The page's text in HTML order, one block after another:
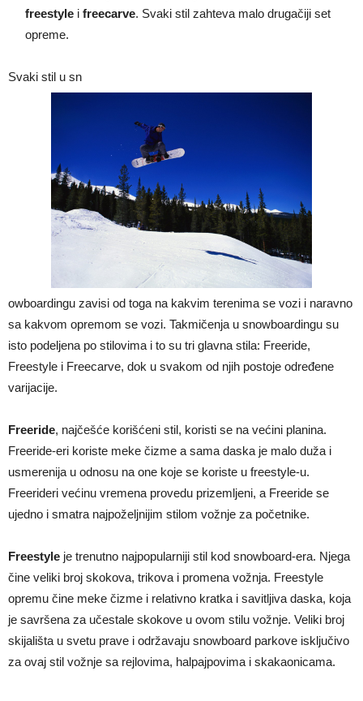
freestyle i freecarve. Svaki stil zahteva malo drugačiji set
opreme.
Svaki stil u sn
owboardingu zavisi od toga na kakvim terenima se vozi i naravno
sa kakvom opremom se vozi. Takmičenja u snowboardingu su
isto podeljena po stilovima i to su tri glavna stila: Freeride,
Freestyle i Freecarve, dok u svakom od njih postoje određene
varijacije.
Freeride, najčešće korišćeni stil, koristi se na većini planina.
Freeride-eri koriste meke čizme a sama daska je malo duža i
usmerenija u odnosu na one koje se koriste u freestyle-u.
Freerideri većinu vremena provedu prizemljeni, a Freeride se
ujedno i smatra najpoželjnijim stilom vožnje za početnike.
Freestyle je trenutno najpopularniji stil kod snowboard-era. Njega
čine veliki broj skokova, trikova i promena vožnja. Freestyle
opremu čine meke čizme i relativno kratka i savitljiva daska, koja
je savršena za učestale skokove u ovom stilu vožnje. Veliki broj
skijališta u svetu prave i održavaju snowboard parkove isključivo
za ovaj stil vožnje sa rejlovima, halpajpovima i skakaonicama.